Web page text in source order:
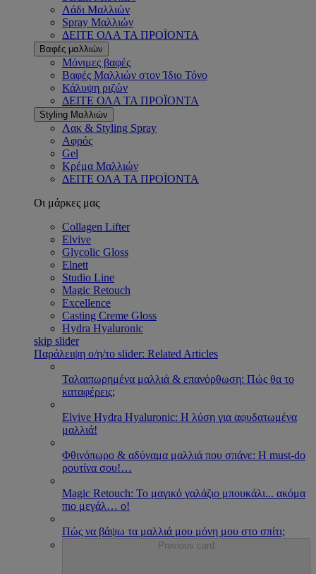
Λάδι Μαλλιών
Spray Μαλλιών
ΔΕΙΤΕ ΟΛΑ ΤΑ ΠΡΟΪΟΝΤΑ
Βαφές μαλλιών
Μόνιμες βαφές
Βαφές Μαλλιών στον Ίδιο Τόνο
Κάλυψη ριζών
ΔΕΙΤΕ ΟΛΑ ΤΑ ΠΡΟΪΟΝΤΑ
Styling Μαλλιών
Λακ & Styling Spray
Αφρός
Gel
Κρέμα Μαλλιών
ΔΕΙΤΕ ΟΛΑ ΤΑ ΠΡΟΪΟΝΤΑ
Οι μάρκες μας
Collagen Lifter
Elvive
Glycolic Gloss
Elnett
Studio Line
Magic Retouch
Excellence
Casting Creme Gloss
Hydra Hyaluronic
skip slider
Παράλειψη ο/η/το slider: Related Articles
Ταλαιπωρημένα μαλλιά & επανόρθωση: Πώς θα το
καταφέρεις;
Εlvive Hydra Hyaluronic: H λύση για αφυδατωμένα
μαλλιά!
Φθινόπωρο & αδύναμα μαλλιά που σπάνε: Η must-do
ρουτίνα σου!…
Magic Retouch: Το μαγικό γαλάζιο μπουκάλι... ακόμα
πιο μεγάλ… ο!
Πώς να βάψω τα μαλλιά μου μόνη μου στο σπίτι;
Previous card